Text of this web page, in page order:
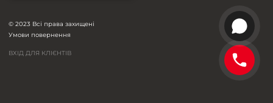
© 2023 Всі права захищені
Умови повернення
ВХІД ДЛЯ КЛІЄНТІВ